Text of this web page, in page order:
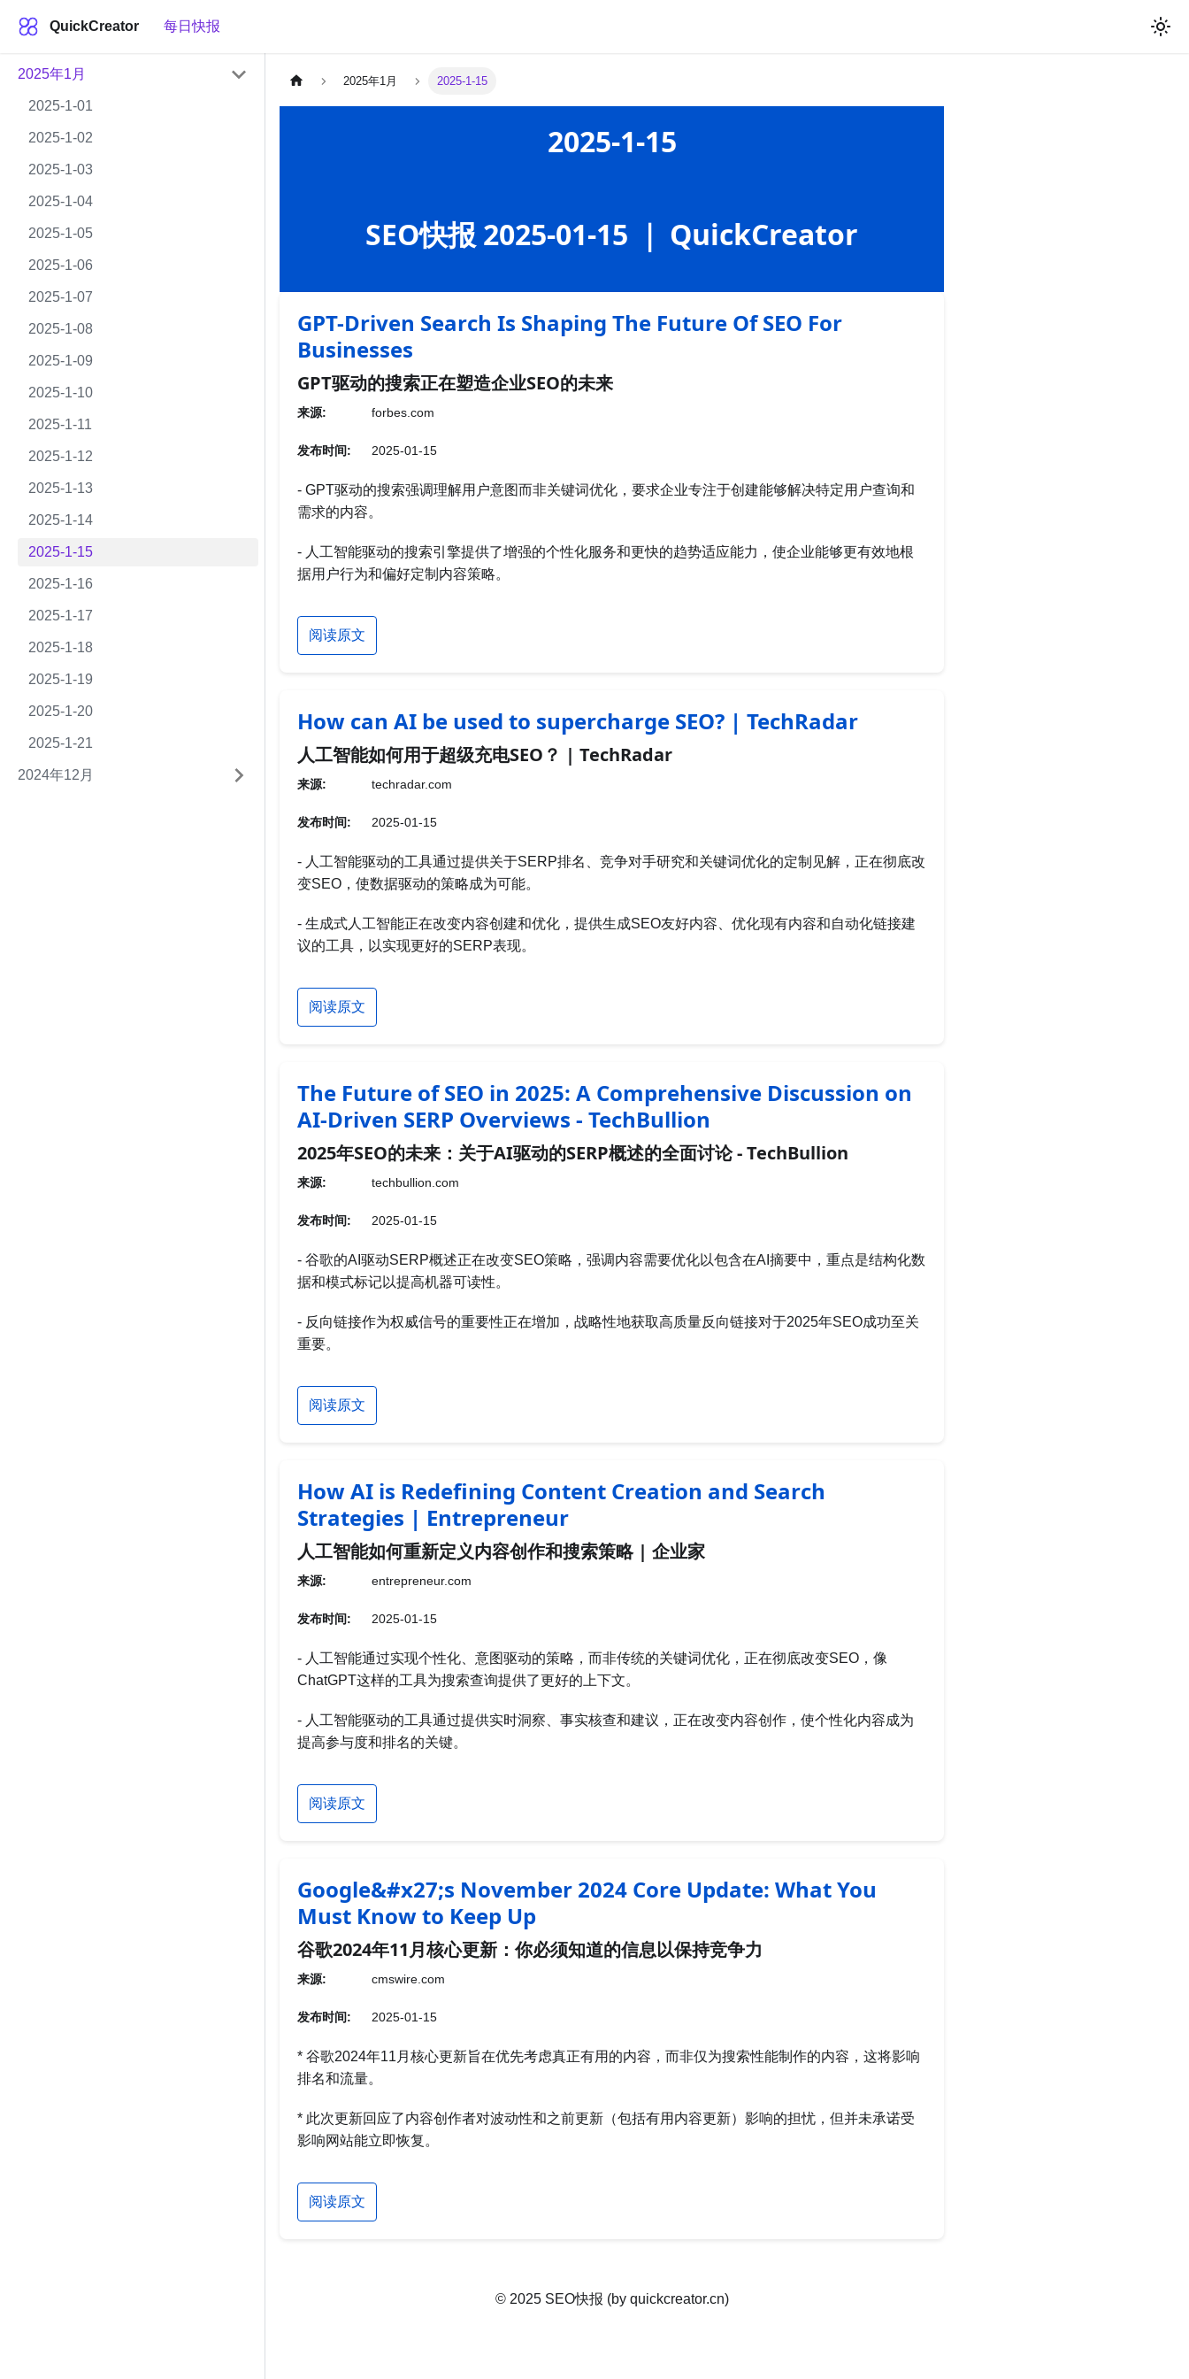
QuickCreator 每日快报
2025年1月
2025-1-01
2025-1-02
2025-1-03
2025-1-04
2025-1-05
2025-1-06
2025-1-07
2025-1-08
2025-1-09
2025-1-10
2025-1-11
2025-1-12
2025-1-13
2025-1-14
2025-1-15
2025-1-16
2025-1-17
2025-1-18
2025-1-19
2025-1-20
2025-1-21
2024年12月
2025年1月 2025-1-15
2025-1-15
SEO快报 2025-01-15 ｜ QuickCreator
GPT-Driven Search Is Shaping The Future Of SEO For
Businesses
GPT驱动的搜索正在塑造企业SEO的未来
来源: forbes.com
发布时间: 2025-01-15
- GPT驱动的搜索强调理解用户意图而非关键词优化，要求企业专注于创建能够解决特定用户查询和
需求的内容。
- 人工智能驱动的搜索引擎提供了增强的个性化服务和更快的趋势适应能力，使企业能够更有效地根
据用户行为和偏好定制内容策略。
阅读原文
How can AI be used to supercharge SEO? | TechRadar
人工智能如何用于超级充电SEO？ | TechRadar
来源: techradar.com
发布时间: 2025-01-15
- 人工智能驱动的工具通过提供关于SERP排名、竞争对手研究和关键词优化的定制见解，正在彻底改
变SEO，使数据驱动的策略成为可能。
- 生成式人工智能正在改变内容创建和优化，提供生成SEO友好内容、优化现有内容和自动化链接建
议的工具，以实现更好的SERP表现。
阅读原文
The Future of SEO in 2025: A Comprehensive Discussion on
AI-Driven SERP Overviews - TechBullion
2025年SEO的未来：关于AI驱动的SERP概述的全面讨论 - TechBullion
来源: techbullion.com
发布时间: 2025-01-15
- 谷歌的AI驱动SERP概述正在改变SEO策略，强调内容需要优化以包含在AI摘要中，重点是结构化数
据和模式标记以提高机器可读性。
- 反向链接作为权威信号的重要性正在增加，战略性地获取高质量反向链接对于2025年SEO成功至关
重要。
阅读原文
How AI is Redefining Content Creation and Search
Strategies | Entrepreneur
人工智能如何重新定义内容创作和搜索策略 | 企业家
来源: entrepreneur.com
发布时间: 2025-01-15
- 人工智能通过实现个性化、意图驱动的策略，而非传统的关键词优化，正在彻底改变SEO，像
ChatGPT这样的工具为搜索查询提供了更好的上下文。
- 人工智能驱动的工具通过提供实时洞察、事实核查和建议，正在改变内容创作，使个性化内容成为
提高参与度和排名的关键。
阅读原文
Google&#x27;s November 2024 Core Update: What You
Must Know to Keep Up
谷歌2024年11月核心更新：你必须知道的信息以保持竞争力
来源: cmswire.com
发布时间: 2025-01-15
* 谷歌2024年11月核心更新旨在优先考虑真正有用的内容，而非仅为搜索性能制作的内容，这将影响
排名和流量。
* 此次更新回应了内容创作者对波动性和之前更新（包括有用内容更新）影响的担忧，但并未承诺受
影响网站能立即恢复。
阅读原文
© 2025 SEO快报 (by quickcreator.cn)